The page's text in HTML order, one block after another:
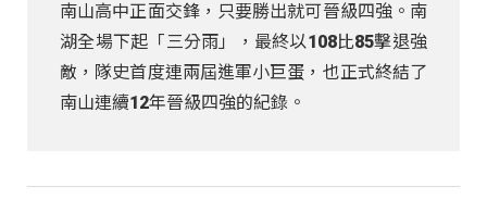
南山高中正面交鋒，只要勝出就可晉級四強。南
湖全場下起「三分雨」，最終以108比85擊退強
敵，隊史首度連兩屆進軍小巨蛋，也正式終結了
南山連續12年晉級四強的紀錄。